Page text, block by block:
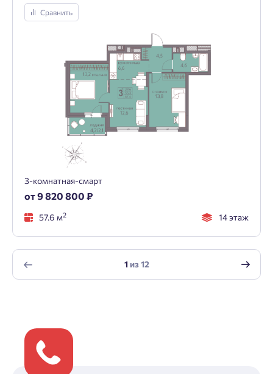
Сравнить
3-комнатная-смарт
от 9 820 800 ₽
57.6 м2 14 этаж
1из12